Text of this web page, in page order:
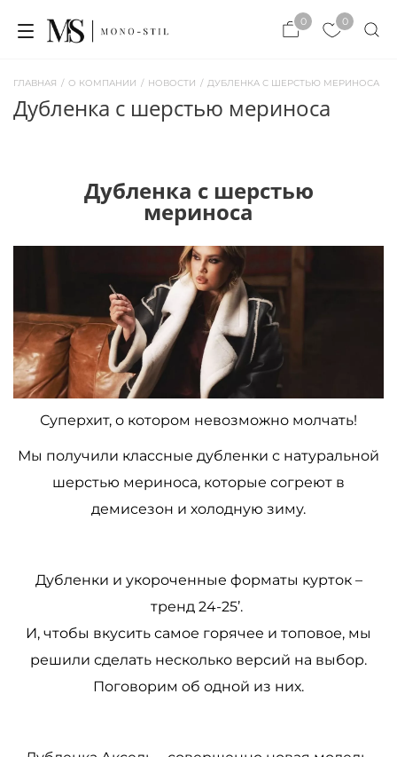
0
0
ЗАКРЫТЬ ×
×
ГЛАВНАЯ / О КОМПАНИИ / НОВОСТИ / ДУБЛЕНКА С ШЕРСТЬЮ МЕРИНОСА
дубленка с шерстью мериноса
Дубленка с шерстью
мериноса
Суперхит, о котором невозможно молчать!
Мы получили классные дубленки с натуральной
шерстью мериноса, которые согреют в
демисезон и холодную зиму.
Дубленки и укороченные форматы курток –
тренд 24-25’.
И, чтобы вкусить самое горячее и топовое, мы
решили сделать несколько версий на выбор.
Поговорим об одной из них.